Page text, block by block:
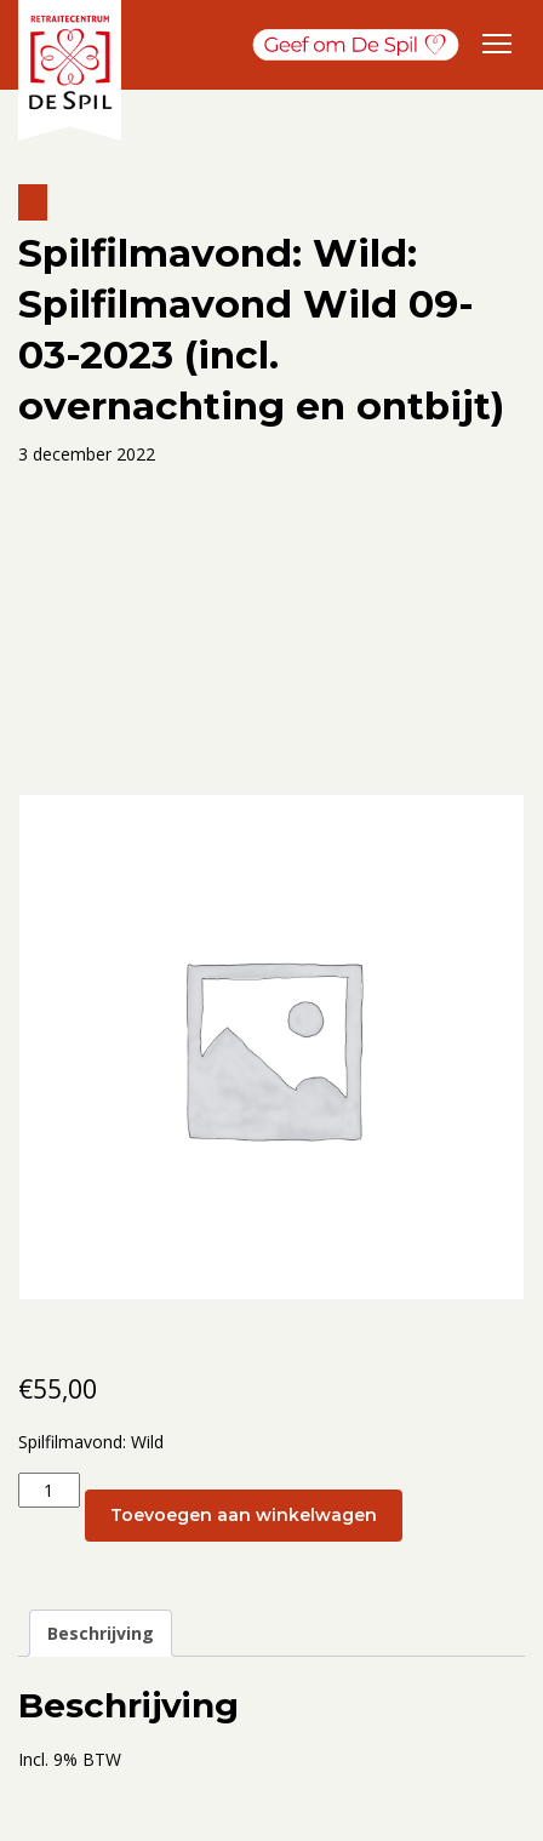
Spilfilmavond: Wild:
Spilfilmavond Wild 09-
03-2023 (incl.
overnachting en ontbijt)
3 december 2022
€55,00
Spilfilmavond: Wild
Spilfilmavond:
Wild:
Spilfilmavond
2023
overnachting
ontbijt)
Toevoegen aan winkelwagen
Beschrijving
Beschrijving
Incl. 9% BTW